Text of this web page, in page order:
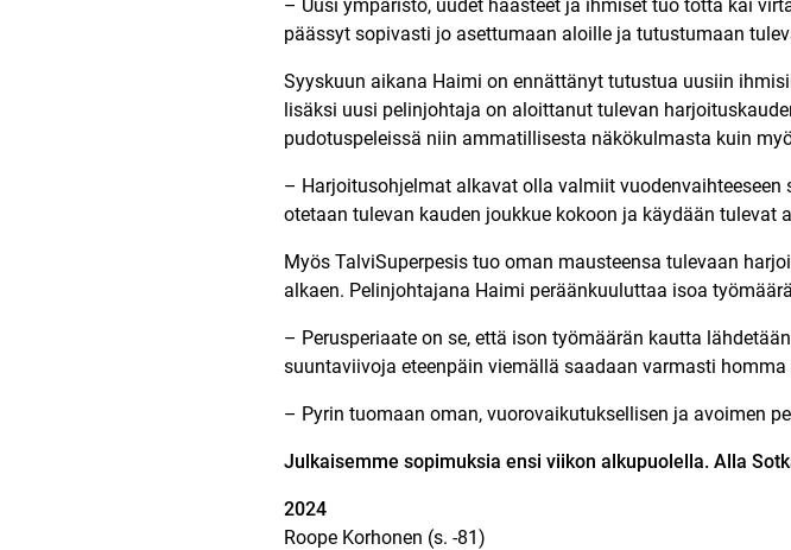
– Uusi ympäristö, uudet haasteet ja ihmiset tuo totta kai
päässyt sopivasti jo asettumaan aloille ja tutustumaan
Syyskuun aikana Haimi on ennättänyt tutustua uusiin
lisäksi uusi pelinjohtaja on aloittanut tulevan
pudotuspeleissä niin ammatillisesta näkökulmasta kuin
– Harjoitusohjelmat alkavat olla valmiit
otetaan tulevan kauden joukkue kokoon ja käydään tulevat
Myös TalviSuperpesistuo oman mausteensa tulevaan
alkaen. Pelinjohtajana Haimi peräänkuuluttaa isoa
– Perusperiaate on se, että ison työmäärän kautta
suuntaviivoja eteenpäin viemällä saadaan varmasti homma
– Pyrin tuomaan oman, vuorovaikutuksellisen ja avoimen
Julkaisemme sopimuksia ensi viikon alkupuolella. Alla
2024
Roope Korhonen (s. -81)